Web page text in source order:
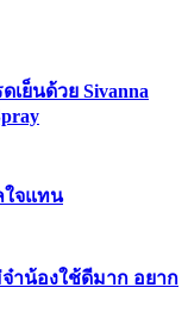
เย็นด้วย Sivanna
ใจแทน
จ๋าน้องใช้ดีมาก อยาก